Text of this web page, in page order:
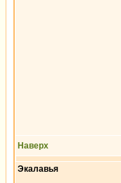
Наверх
Экалавья